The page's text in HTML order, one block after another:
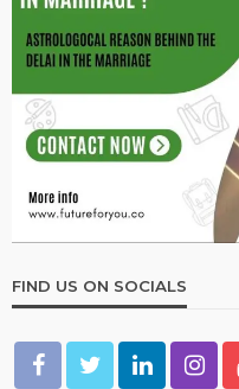
FIND US ON SOCIALS